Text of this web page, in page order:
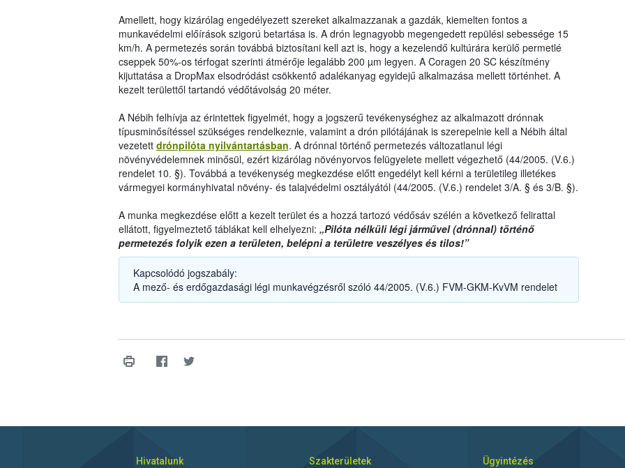
Amellett, hogy kizárólag engedélyezett szereket alkalmazzanak a gazdák, kiemelten fontos a
munkavédelmi előírások szigorú betartása is. A drón legnagyobb megengedett repülési sebessége 15
km/h. A permetezés során továbbá biztosítani kell azt is, hogy a kezelendő kultúrára kerülő permetlé
cseppek 50%-os térfogat szerinti átmérője legalább 200 µm legyen. A Coragen 20 SC készítmény
kijuttatása a DropMax elsodródást csökkentő adalékanyag egyidejű alkalmazása mellett történhet. A
kezelt területtől tartandó védőtávolság 20 méter.
A Nébih felhívja az érintettek figyelmét, hogy a jogszerű tevékenységhez az alkalmazott drónnak
típusminősítéssel szükséges rendelkeznie, valamint a drón pilótájának is szerepelnie kell a Nébih által
vezetett drónpilóta nyilvántartásban. A drónnal történő permetezés változatlanul légi
növényvédelemnek minősül, ezért kizárólag növényorvos felügyelete mellett végezhető (44/2005. (V.6.)
rendelet 10. §). Továbbá a tevékenység megkezdése előtt engedélyt kell kérni a területileg illetékes
vármegyei kormányhivatal növény- és talajvédelmi osztályától (44/2005. (V.6.) rendelet 3/A. § és 3/B. §).
A munka megkezdése előtt a kezelt terület és a hozzá tartozó védősáv szélén a következő felirattal
ellátott, figyelmeztető táblákat kell elhelyezni: „Pilóta nélküli légi járművel (drónnal) történő
permetezés folyik ezen a területen, belépni a területre veszélyes és tilos!”
Kapcsolódó jogszabály:
A mező- és erdőgazdasági légi munkavégzésről szóló 44/2005. (V.6.) FVM-GKM-KvVM rendelet
Hivatalunk Szakterületek Ügyintézés